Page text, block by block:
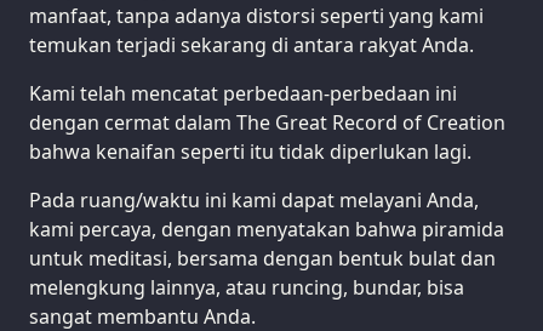
manfaat, tanpa adanya distorsi seperti yang kami
temukan terjadi sekarang di antara rakyat Anda.
Kami telah mencatat perbedaan-perbedaan ini
dengan cermat dalam The Great Record of Creation
bahwa kenaifan seperti itu tidak diperlukan lagi.
Pada ruang/waktu ini kami dapat melayani Anda,
kami percaya, dengan menyatakan bahwa piramida
untuk meditasi, bersama dengan bentuk bulat dan
melengkung lainnya, atau runcing, bundar, bisa
sangat membantu Anda.